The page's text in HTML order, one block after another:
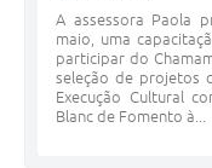
A assessora Paola
maio, uma
participar do
seleção de projetos
Execução Cultural
Blanc de Fomento à...